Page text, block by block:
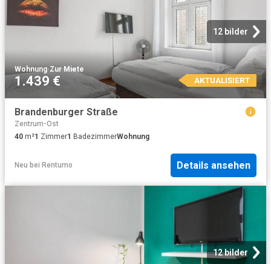
12 bilder
Wohnung·Zur Miete
1.439 € AKTUALISIERT
Brandenburger Straße
Zentrum-Ost
40 m²1 Zimmer1 BadezimmerWohnung
Neu bei Rentumo Details ansehen
12 bilder